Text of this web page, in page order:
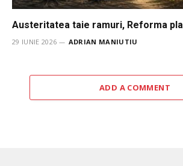
Austeritatea taie ramuri, Reforma
29 IUNIE 2026 ADRIAN MANIUTIU
ADD A COMMENT